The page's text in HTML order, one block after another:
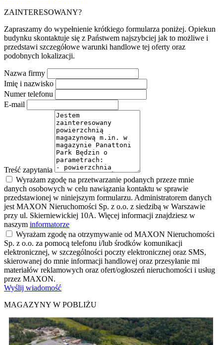
ZAINTERESOWANY?
Zapraszamy do wypełnienie krótkiego formularza poniżej. Opiekun
budynku skontaktuje się z Państwem najszybciej jak to możliwe i
przedstawi szczegółowe warunki handlowe tej oferty oraz
podobnych lokalizacji.
Nazwa firmy
Imię i nazwisko
Numer telefonu
E-mail
Treść zapytania
Wyrażam zgodę na przetwarzanie podanych przeze mnie
danych osobowych w celu nawiązania kontaktu w sprawie
przedstawionej w niniejszym formularzu. Administratorem danych
jest MAXON Nieruchomości Sp. z o.o. z siedzibą w Warszawie
przy ul. Skierniewickiej 10A. Więcej informacji znajdziesz w
naszym informatorze
Wyrażam zgodę na otrzymywanie od MAXON Nieruchomości
Sp. z o.o. za pomocą telefonu i/lub środków komunikacji
elektronicznej, w szczególności poczty elektronicznej oraz SMS,
skierowanej do mnie informacji handlowej oraz przesyłanie mi
materiałów reklamowych oraz ofert/ogłoszeń nieruchomości i usług
przez MAXON.
Wyślij wiadomość
MAGAZYNY W POBLIŻU